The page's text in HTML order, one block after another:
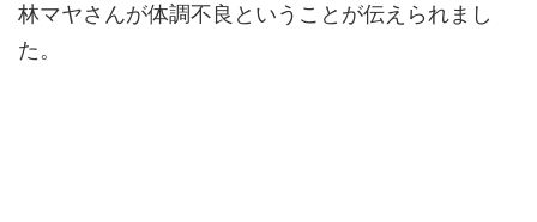
林マヤさんが体調不良ということが伝えられまし
た。